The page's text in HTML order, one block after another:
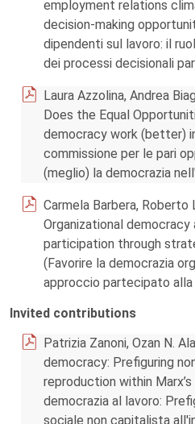
employment relations
decision-making
dipendenti sul lavoro: il
dei processi decisionali
Laura Azzolina, Andrea
Does the Equal
democracy work (better)
commissione per le pari
(meglio) la democrazia
Carmela Barbera,
Organizational democracy
participation through
(Favorire la democrazia
approccio partecipato
Invited contributions
Patrizia Zanoni, Ozan N.
democracy: Prefiguring
reproduction within
democrazia al lavoro:
sociale non capitalista